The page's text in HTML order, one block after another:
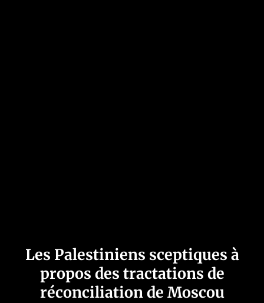
Les Palestiniens sceptiques à
propos des tractations de
réconciliation de Moscou